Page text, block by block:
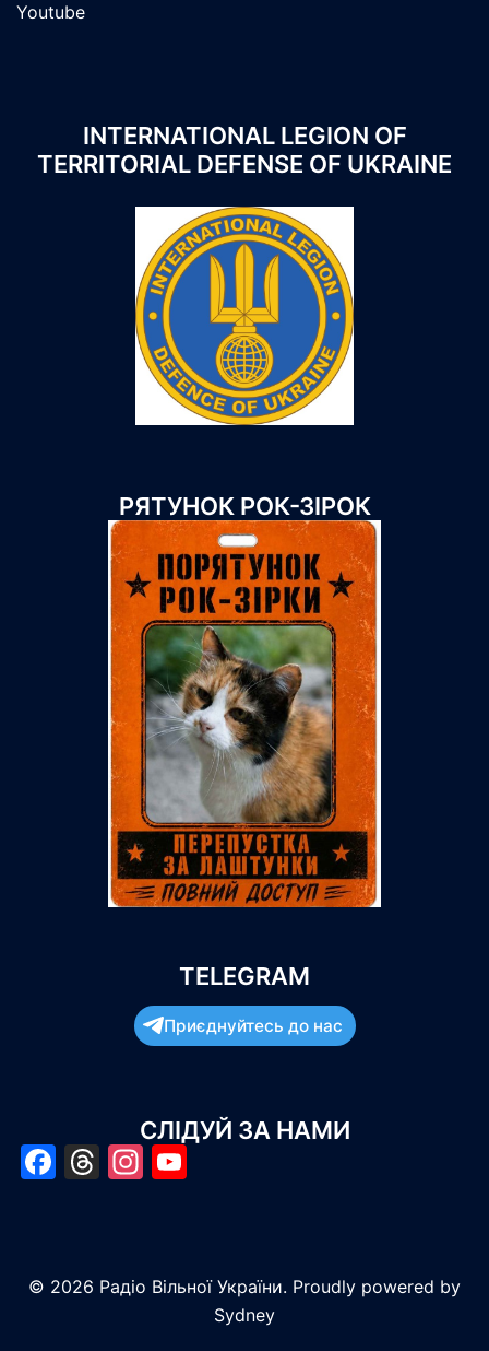
Youtube
INTERNATIONAL LEGION OF
TERRITORIAL DEFENSE OF UKRAINE
РЯТУНОК РОК-ЗІРОК
TELEGRAM
Приєднуйтесь до нас
СЛІДУЙ ЗА НАМИ
Facebook
Threads
Instagram
© 2026 Радіо Вільної України. Proudly powered by
Sydney